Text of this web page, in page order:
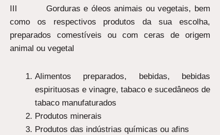
III Gorduras e óleos animais ou vegetais, bem
como os respectivos produtos da sua escolha,
preparados comestíveis ou com ceras de origem
animal ou vegetal
Alimentos preparados, bebidas, bebidas
espirituosas e vinagre, tabaco e sucedâneos de
tabaco manufaturados
Produtos minerais
Produtos das indústrias químicas ou afins